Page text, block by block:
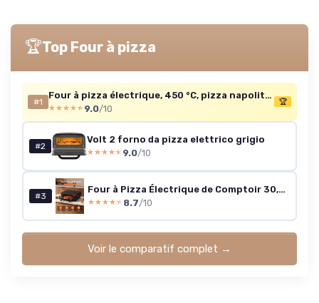
🏆Top Four à pizza
#1
Four à pizza électrique, 450 °C, pizza napolitaine en 90 secondes, fenêtre de visualisation et éclairage intérieur, 13 programmes
★★★★★
★★★★★ 9.0/10
🏆
#2
Volt 2 forno da pizza elettrico grigio
★★★★★
★★★★★ 9.0/10
#3
Four à Pizza Électrique de Comptoir 30,5 cm 1450 W, Machine à Pizza Intérieur Température Réglable 25-300 °C, avec Minuterie et Double Tube Chauffant et Grille, pour Cuisine Maison, Noir
★★★★★
★★★★★ 8.7/10
Voir le comparatif complet →